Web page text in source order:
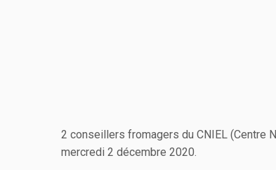
2 conseillers fromagers du CNIEL (Centre
mercredi 2 décembre 2020.